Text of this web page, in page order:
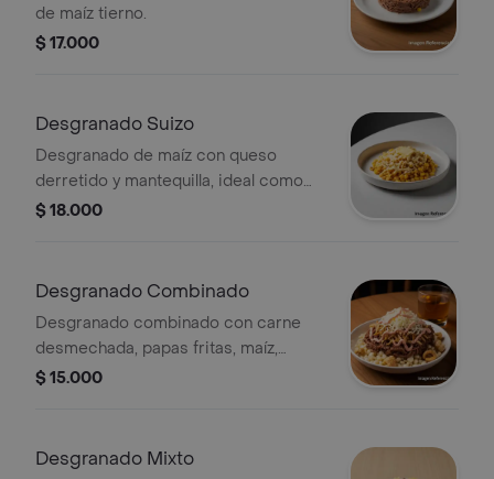
de maíz tierno.
$ 17.000
Desgranado Suizo
Desgranado de maíz con queso
derretido y mantequilla, ideal como
plato principal.
$ 18.000
Desgranado Combinado
Desgranado combinado con carne
desmechada, papas fritas, maíz,
queso rallado y salsa rosada.
$ 15.000
Desgranado Mixto